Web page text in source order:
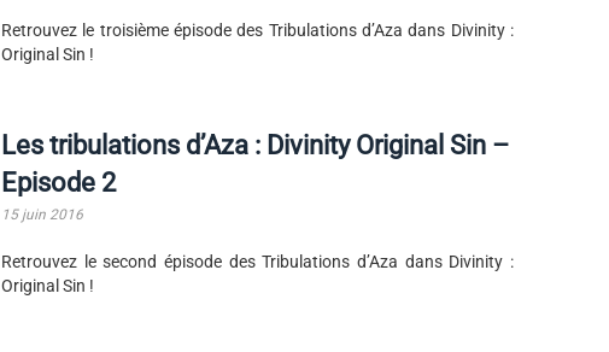
Retrouvez le troisième épisode des Tribulations d’Aza dans Divinity :
Original Sin !
Les tribulations d’Aza : Divinity Original Sin –
Episode 2
15 juin 2016
Retrouvez le second épisode des Tribulations d’Aza dans Divinity :
Original Sin !